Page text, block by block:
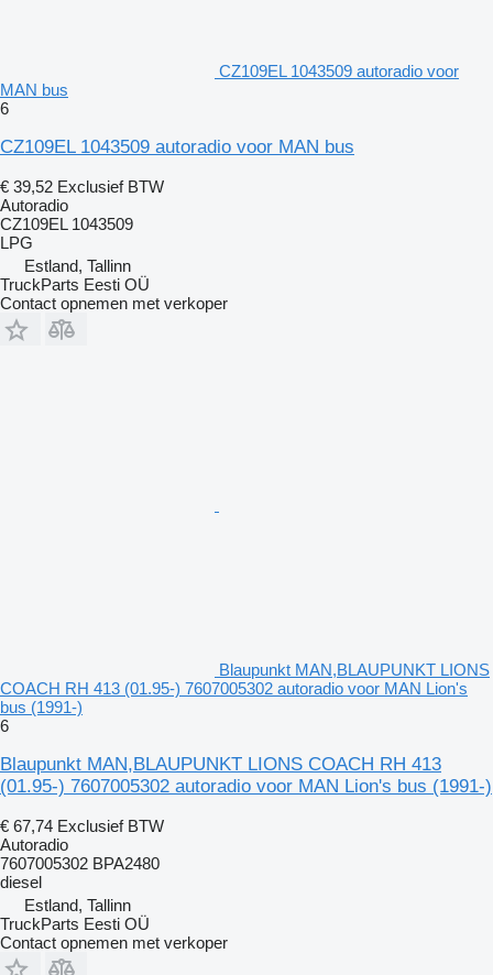
CZ109EL 1043509 autoradio voor
MAN bus
6
CZ109EL 1043509 autoradio voor MAN bus
€ 39,52 Exclusief BTW
Autoradio
CZ109EL 1043509
LPG
Estland, Tallinn
TruckParts Eesti OÜ
Contact opnemen met verkoper
Blaupunkt MAN,BLAUPUNKT LIONS
COACH RH 413 (01.95-) 7607005302 autoradio voor MAN Lion's
bus (1991-)
6
Blaupunkt MAN,BLAUPUNKT LIONS COACH RH 413
(01.95-) 7607005302 autoradio voor MAN Lion's bus (1991-)
€ 67,74 Exclusief BTW
Autoradio
7607005302 BPA2480
diesel
Estland, Tallinn
TruckParts Eesti OÜ
Contact opnemen met verkoper